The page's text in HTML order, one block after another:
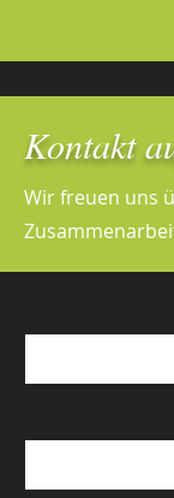
Kontakt
Wir freuen uns